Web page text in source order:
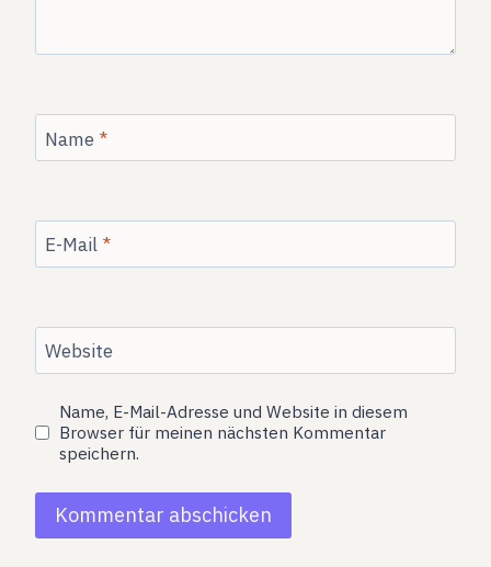
Name *
E-Mail *
Website
Name, E-Mail-Adresse und Website in diesem
Browser für meinen nächsten Kommentar
speichern.